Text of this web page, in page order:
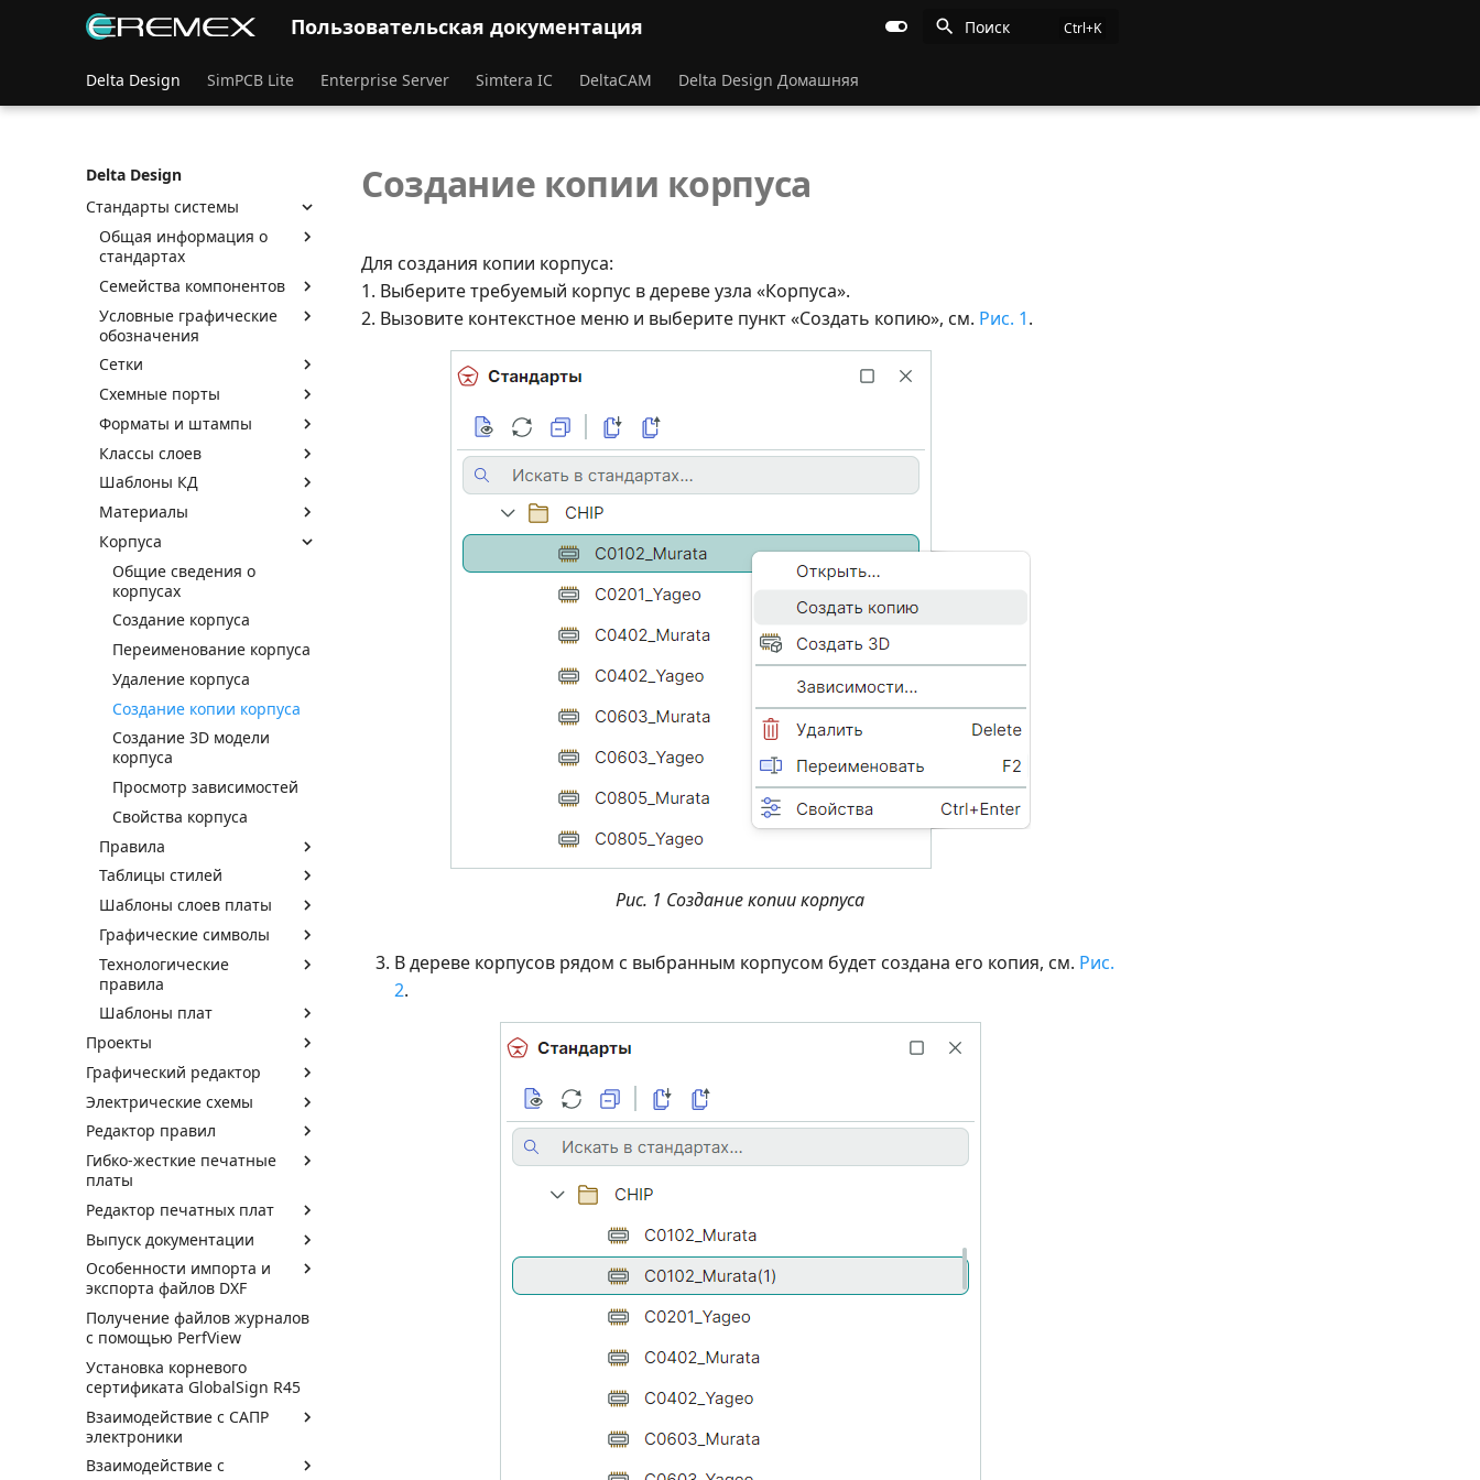
Пользовательская документация Поиск
Delta Design SimPCB Lite Enterprise Server Simtera IC DeltaCAM Delta Design Домашняя
Delta Design
Миграция данных
Интеграция с Delta Design
Интерфейс и общие
компоненты
Стандарты системы
Общая информация о
стандартах
Семейства компонентов
Условные графические
обозначения
Сетки
Схемные порты
Форматы и штампы
Классы слоев
Шаблоны КД
Материалы
Корпуса
Общие сведения о
корпусах
Создание корпуса
Переименование корпуса
Удаление корпуса
Создание копии корпуса
Создание 3D модели
корпуса
Просмотр зависимостей
Свойства корпуса
Правила
Таблицы стилей
Шаблоны слоев платы
Графические символы
Технологические
правила
Шаблоны плат
Проекты
Графический редактор
Электрические схемы
Редактор правил
Гибко-жесткие печатные
платы
Редактор печатных плат
Выпуск документации
Особенности импорта и
экспорта файлов DXF
Получение файлов журналов
с помощью PerfView
Установка корневого
сертификата GlobalSign R45
Взаимодействие с САПР
электроники
Взаимодействие с
Создание копии корпуса
Для создания копии корпуса:
1. Выберите требуемый корпус в дереве узла «Корпуса».
2. Вызовите контекстное меню и выберите пункт «Создать копию», см. Рис. 1.
Рис. 1 Создание копии корпуса
В дереве корпусов рядом с выбранным корпусом будет создана его копия, см. Рис.
2.